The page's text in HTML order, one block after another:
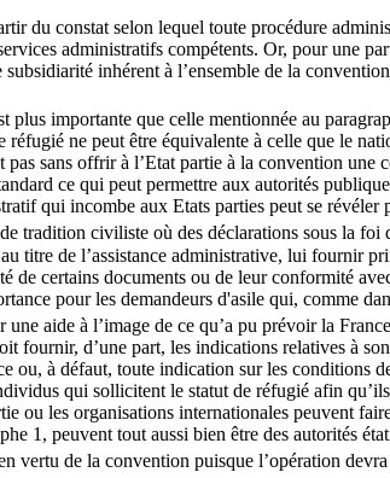
du constat selon lequel toute procédure
administratifs compétents. Or, pour une
inhérent à l’ensemble de la
plus importante que celle mentionnée au
ne peut être équivalente à celle que le
sans offrir à l’Etat partie à la convention
ce qui peut permettre aux autorités
qui incombe aux Etats parties peut se
tradition civiliste où des déclarations sous la foi
de l’assistance administrative, lui fournir
de certains documents ou de leur conformité
pour les demandeurs d'asile qui, comme
aide à l’image de ce qu’a pu prévoir la France
fournir, d’une part, les indications relatives à
ou, à défaut, toute indication sur les conditions
qui sollicitent le statut de réfugié afin
ou les organisations internationales peuvent
1, peuvent tout aussi bien être des autorités
vertu de la convention puisque l’opération